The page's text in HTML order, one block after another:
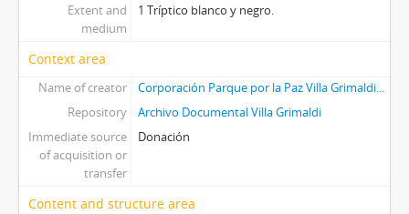
Extent and
medium
1 Tríptico blanco y negro.
Context area
Name of creator
Corporación Parque por la Paz Villa Grimaldi...
Repository
Archivo Documental Villa Grimaldi
Immediate source
of acquisition or
transfer
Donación
Content and structure area